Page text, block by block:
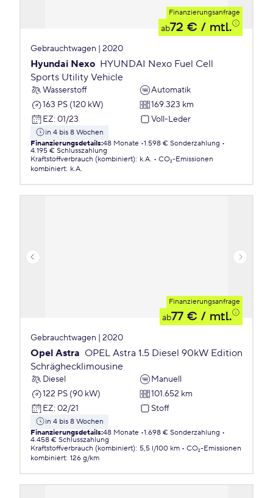
Finanzierungsanfrage
ab72 € / mtl.
Gebrauchtwagen | 2020
Hyundai Nexo HYUNDAI Nexo Fuel Cell
Sports Utility Vehicle
Wasserstoff
Automatik
163 PS (120 kW)
169.323 km
EZ: 01/23 Voll-Leder
in 4 bis 8 Wochen
Finanzierungsdetails:48 Monate 1.598 € Sonderzahlung
4.195 € Schlusszahlung
Kraftstoffverbrauch (kombiniert): k.A.
CO₂-Emissionen
kombiniert: k.A.
Finanzierungsanfrage
ab77 € / mtl.
Gebrauchtwagen | 2020
Opel Astra OPEL Astra 1.5 Diesel 90kW Edition
Schräghecklimousine
Diesel
Manuell
122 PS (90 kW)
101.652 km
EZ: 02/21 Stoff
in 4 bis 8 Wochen
Finanzierungsdetails:48 Monate 1.698 € Sonderzahlung
4.458 € Schlusszahlung
Kraftstoffverbrauch (kombiniert): 5,5 l/100 km
CO₂-Emissionen
kombiniert: 126 g/km